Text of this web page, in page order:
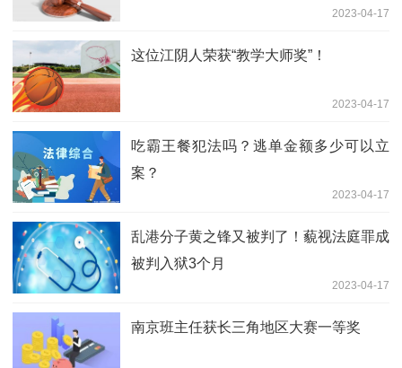
2023-04-17
这位江阴人荣获“教学大师奖”！
2023-04-17
吃霸王餐犯法吗？逃单金额多少可以立
案？
2023-04-17
乱港分子黄之锋又被判了！藐视法庭罪成
被判入狱3个月
2023-04-17
南京班主任获长三角地区大赛一等奖